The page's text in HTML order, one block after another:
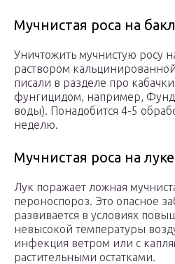
Мучнистая роса на
Уничтожить мучнистую росу
раствором
писали в разделе про
фунгицидом, например,
воды). Понадобится 4-5
неделю.
Мучнистая роса на луке
Лук поражает ложная
пероноспороз. Это опасное
развивается в условиях
невысокой температуры
инфекция ветром или с
растительными остатками.